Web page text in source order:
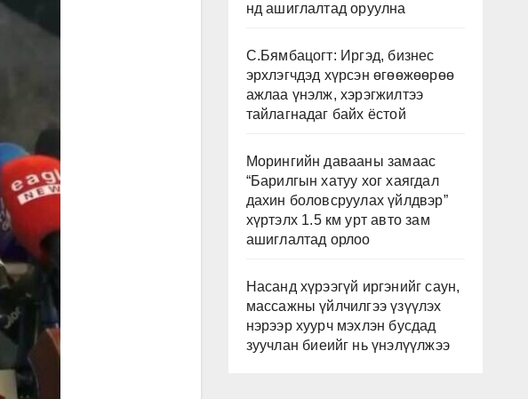
нд ашиглалтад оруулна
С.Бямбацогт: Иргэд, бизнес
эрхлэгчдэд хүрсэн өгөөжөөрөө
ажлаа үнэлж, хэрэгжилтээ
тайлагнадаг байх ёстой
Морингийн давааны замаас
“Барилгын хатуу хог хаягдал
дахин боловсруулах үйлдвэр”
хүртэлх 1.5 км урт авто зам
ашиглалтад орлоо
Насанд хүрээгүй иргэнийг саун,
массажны үйлчилгээ үзүүлэх
нэрээр хуурч мэхлэн бусдад
зуучлан биеийг нь үнэлүүлжээ